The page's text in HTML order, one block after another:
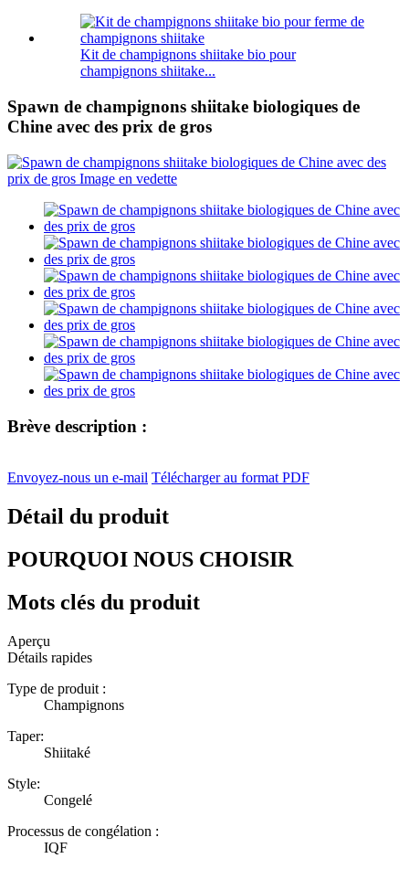
Kit de champignons shiitake bio pour
champignons shiitake...
Spawn de champignons shiitake biologiques de
Chine avec des prix de gros
Brève description :
Envoyez-nous un e-mail Télécharger au format PDF
Détail du produit
POURQUOI NOUS CHOISIR
Mots clés du produit
Aperçu
Détails rapides
Type de produit :
Champignons
Taper:
Shiitaké
Style:
Congelé
Processus de congélation :
IQF